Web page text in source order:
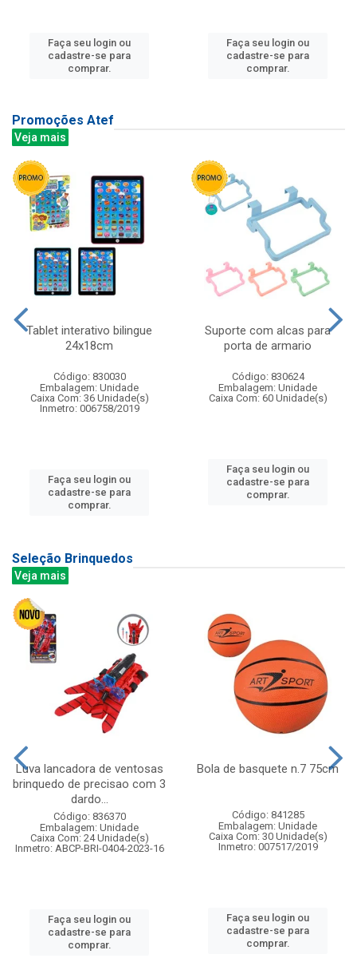
Faça seu login ou
cadastre-se para
comprar.
Faça seu login ou
cadastre-se para
comprar.
Promoções Atef
Veja mais
Tablet interativo bilingue
24x18cm
Código: 830030
Embalagem: Unidade
Caixa Com: 36 Unidade(s)
Inmetro: 006758/2019
Faça seu login ou
cadastre-se para
comprar.
Suporte com alcas para
porta de armario
Código: 830624
Embalagem: Unidade
Caixa Com: 60 Unidade(s)
Faça seu login ou
cadastre-se para
comprar.
Seleção Brinquedos
Veja mais
Luva lancadora de ventosas
brinquedo de precisao com 3
dardo...
Código: 836370
Embalagem: Unidade
Caixa Com: 24 Unidade(s)
Inmetro: ABCP-BRI-0404-2023-16
Faça seu login ou
cadastre-se para
comprar.
Bola de basquete n.7 75cm
Código: 841285
Embalagem: Unidade
Caixa Com: 30 Unidade(s)
Inmetro: 007517/2019
Faça seu login ou
cadastre-se para
comprar.